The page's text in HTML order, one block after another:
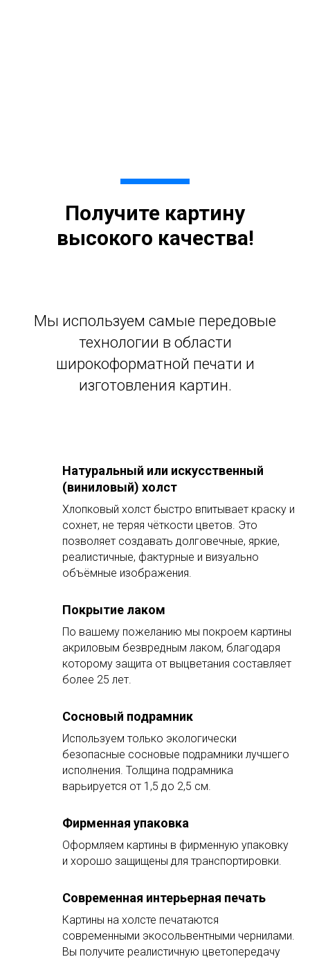
Получите картину
высокого качества!
Мы используем самые передовые
технологии в области
широкоформатной печати и
изготовления картин.
Натуральный или искусственный
(виниловый) холст
Хлопковый холст быстро впитывает краску и
сохнет, не теряя чёткости цветов. Это
позволяет создавать долговечные, яркие,
реалистичные, фактурные и визуально
объёмные изображения.
Покрытие лаком
По вашему пожеланию мы покроем картины
акриловым безвредным лаком, благодаря
которому защита от выцветания составляет
более 25 лет.
Сосновый подрамник
Используем только экологически
безопасные сосновые подрамники лучшего
исполнения. Толщина подрамника
варьируется от 1,5 до 2,5 см.
Фирменная упаковка
Оформляем картины в фирменную упаковку
и хорошо защищены для транспортировки.
Современная интерьерная печать
Картины на холсте печатаются
современными экосольвентными чернилами.
Вы получите реалистичную цветопередачу